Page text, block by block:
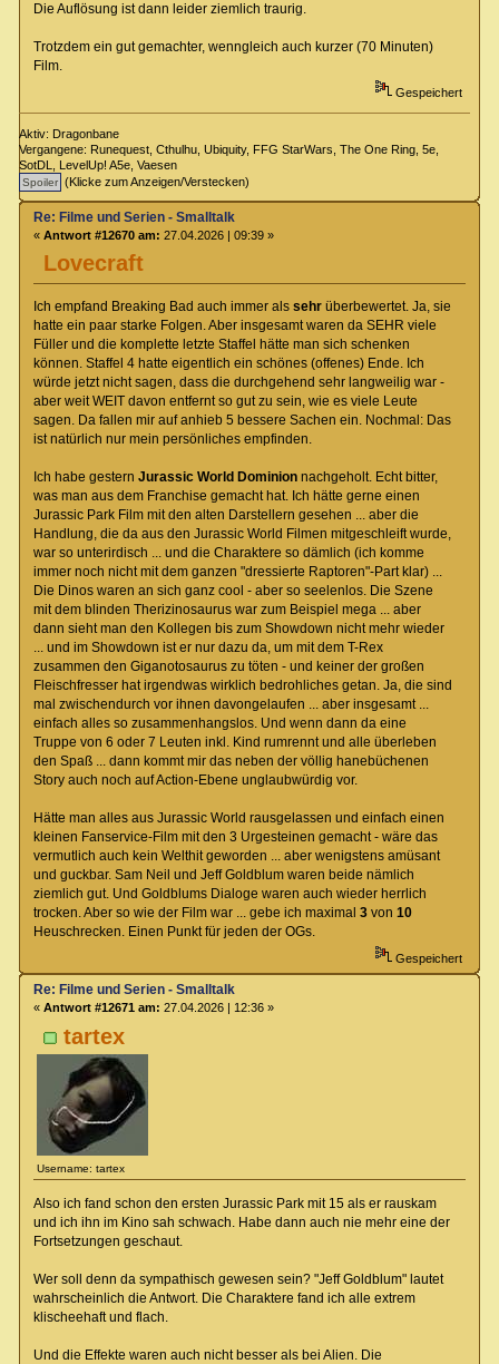
Die Auflösung ist dann leider ziemlich traurig.
Trotzdem ein gut gemachter, wenngleich auch kurzer (70 Minuten)
Film.
Gespeichert
Aktiv: Dragonbane
Vergangene: Runequest, Cthulhu, Ubiquity, FFG StarWars, The One Ring, 5e,
SotDL, LevelUp! A5e, Vaesen
(Klicke zum Anzeigen/Verstecken)
Lovecraft
Re: Filme und Serien - Smalltalk
« Antwort #12670 am: 27.04.2026 | 09:39 »
Ich empfand Breaking Bad auch immer als sehrüberbewertet. Ja, sie
hatte ein paar starke Folgen. Aber insgesamt waren da SEHR viele
Füller und die komplette letzte Staffel hätte man sich schenken
können. Staffel 4 hatte eigentlich ein schönes (offenes) Ende. Ich
würde jetzt nicht sagen, dass die durchgehend sehr langweilig war -
aber weit WEIT davon entfernt so gut zu sein, wie es viele Leute
sagen. Da fallen mir auf anhieb 5 bessere Sachen ein. Nochmal: Das
ist natürlich nur mein persönliches empfinden.
Ich habe gestern Jurassic World Dominionnachgeholt. Echt bitter,
was man aus dem Franchise gemacht hat. Ich hätte gerne einen
Jurassic Park Film mit den alten Darstellern gesehen ... aber die
Handlung, die da aus den Jurassic World Filmen mitgeschleift wurde,
war so unterirdisch ... und die Charaktere so dämlich (ich komme
immer noch nicht mit dem ganzen "dressierte Raptoren"-Part klar) ...
Die Dinos waren an sich ganz cool - aber so seelenlos. Die Szene
mit dem blinden Therizinosaurus war zum Beispiel mega ... aber
dann sieht man den Kollegen bis zum Showdown nicht mehr wieder
... und im Showdown ist er nur dazu da, um mit dem T-Rex
zusammen den Giganotosaurus zu töten - und keiner der großen
Fleischfresser hat irgendwas wirklich bedrohliches getan. Ja, die sind
mal zwischendurch vor ihnen davongelaufen ... aber insgesamt ...
einfach alles so zusammenhangslos. Und wenn dann da eine
Truppe von 6 oder 7 Leuten inkl. Kind rumrennt und alle überleben
den Spaß ... dann kommt mir das neben der völlig hanebüchenen
Story auch noch auf Action-Ebene unglaubwürdig vor.
Hätte man alles aus Jurassic World rausgelassen und einfach einen
kleinen Fanservice-Film mit den 3 Urgesteinen gemacht - wäre das
vermutlich auch kein Welthit geworden ... aber wenigstens amüsant
und guckbar. Sam Neil und Jeff Goldblum waren beide nämlich
ziemlich gut. Und Goldblums Dialoge waren auch wieder herrlich
trocken. Aber so wie der Film war ... gebe ich maximal 3von 10
Heuschrecken. Einen Punkt für jeden der OGs.
Gespeichert
tartex
Username: tartex
Re: Filme und Serien - Smalltalk
« Antwort #12671 am: 27.04.2026 | 12:36 »
Also ich fand schon den ersten Jurassic Park mit 15 als er rauskam
und ich ihn im Kino sah schwach. Habe dann auch nie mehr eine der
Fortsetzungen geschaut.
Wer soll denn da sympathisch gewesen sein? "Jeff Goldblum" lautet
wahrscheinlich die Antwort. Die Charaktere fand ich alle extrem
klischeehaft und flach.
Und die Effekte waren auch nicht besser als bei Alien. Die